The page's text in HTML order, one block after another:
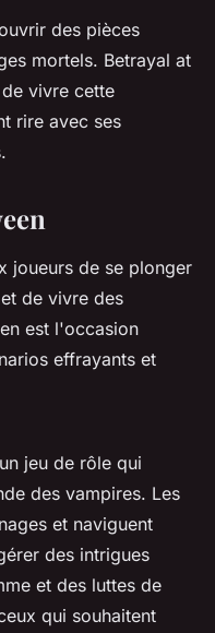
des pièces
mortels. Betrayal at
vivre cette
rire avec ses
joueurs de se plonger
de vivre des
est l'occasion
effrayants et
jeu de rôle qui
des vampires. Les
et naviguent
des intrigues
et des luttes de
qui souhaitent